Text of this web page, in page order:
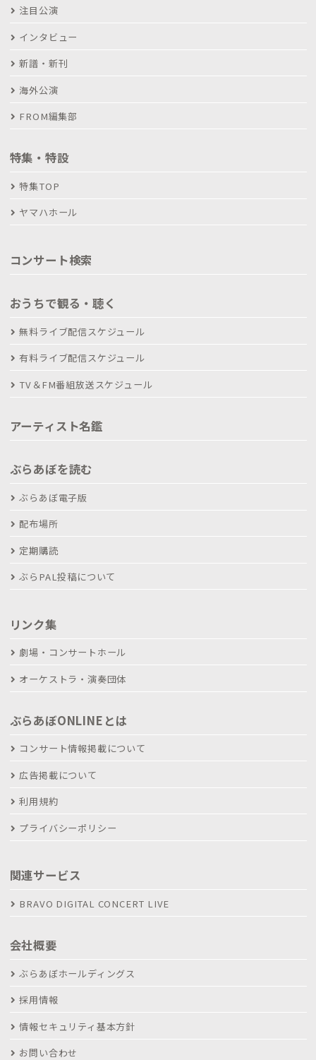
注目公演
インタビュー
新譜・新刊
海外公演
FROM編集部
特集・特設
特集TOP
ヤマハホール
コンサート検索
おうちで観る・聴く
無料ライブ配信スケジュール
有料ライブ配信スケジュール
TV＆FM番組放送スケジュール
アーティスト名鑑
ぶらあぼを読む
ぶらあぼ電子版
配布場所
定期購読
ぶらPAL投稿について
リンク集
劇場・コンサートホール
オーケストラ・演奏団体
ぶらあぼONLINEとは
コンサート情報掲載について
広告掲載について
利用規約
プライバシーポリシー
関連サービス
BRAVO DIGITAL CONCERT LIVE
会社概要
ぶらあぼホールディングス
採用情報
情報セキュリティ基本方針
お問い合わせ